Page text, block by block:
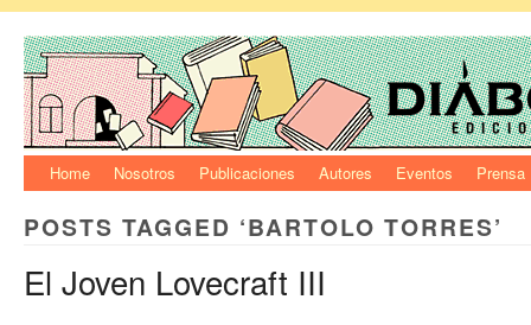
Home Nosotros Publicaciones Autores Eventos Prensa
POSTS TAGGED ‘BARTOLO TORRES’
El Joven Lovecraft III